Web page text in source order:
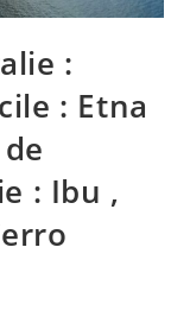
:
: Etna
: Ibu ,